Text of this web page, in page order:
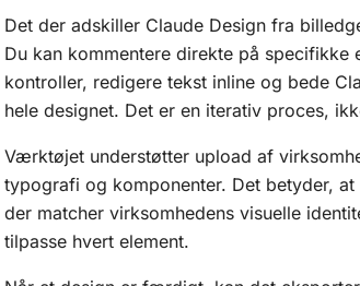
Det der adskiller Claude Design fra
Du kan kommentere direkte på specifikke
kontroller, redigere tekst inline og bede
hele designet. Det er en iterativ proces,
Værktøjet understøtter upload af
typografi og komponenter. Det betyder,
der matcher virksomhedens visuelle
tilpasse hvert element.